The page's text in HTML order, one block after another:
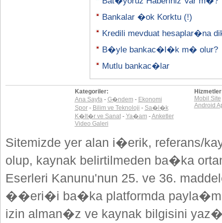
Bankalar �ok Korktu (!)
Kredili mevduat hesaplar�na
B�yle bankac�l�k m� olur?
Mutlu bankac�lar
Kategoriler:
Ana Sayfa- G�ndem - Ekonomi
Spor- Bilim ve Teknoloji - Sa�l�k
K�lt�r ve Sanat- Ya�am -Anketler
Video Galeri
Mobil Site
Android
Sitemizde yer alan i�erik, referans/
olup, kaynak belirtilmeden ba�ka
Eserleri Kanunu'nun 25. ve 36.
��eri�i ba�ka platformda
izin alman�z ve kaynak bilgisini